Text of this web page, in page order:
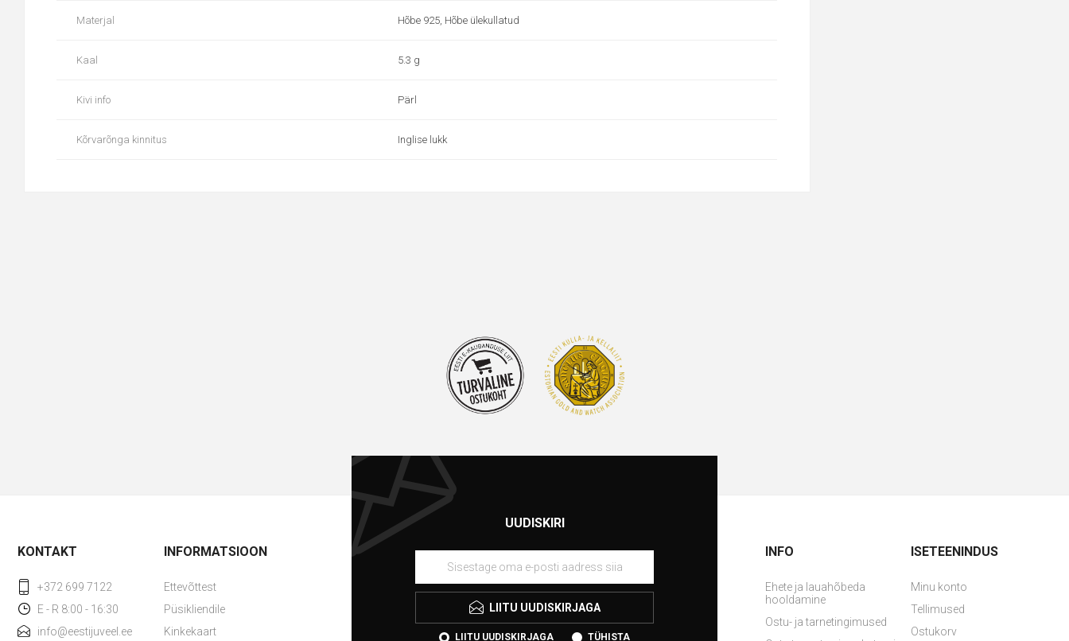
Materjal Hõbe 925, Hõbe ülekullatud
Kaal 5.3 g
Kivi info Pärl
Kõrvarõnga kinnitus Inglise lukk
UUDISKIRI
LIITU UUDISKIRJAGA
LIITU UUDISKIRJAGA TÜHISTA
KONTAKT
+372 699 7122
E - R 8:00 - 16:30
info@eestijuveel.ee
INFORMATSIOON
Ettevõttest
Püsikliendile
Kinkekaart
INFO
Ehete ja lauahõbeda
hooldamine
Ostu- ja tarnetingimused
ISETEENINDUS
Minu konto
Tellimused
Ostukorv